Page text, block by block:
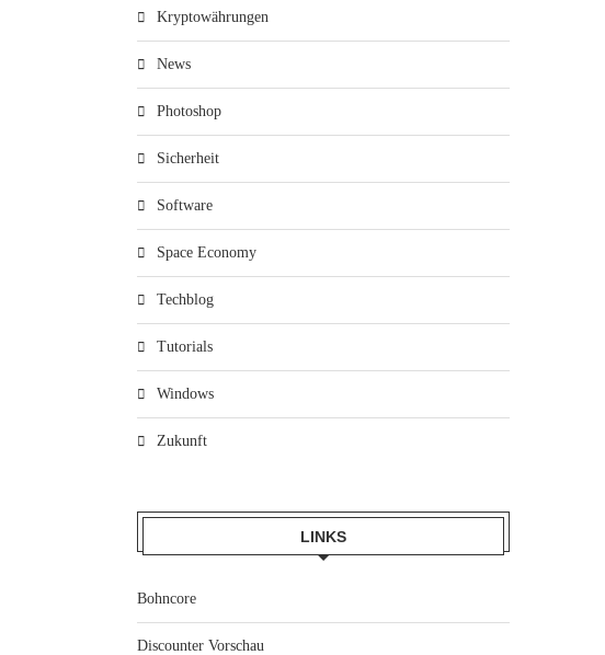
Kryptowährungen
News
Photoshop
Sicherheit
Software
Space Economy
Techblog
Tutorials
Windows
Zukunft
LINKS
Bohncore
Discounter Vorschau